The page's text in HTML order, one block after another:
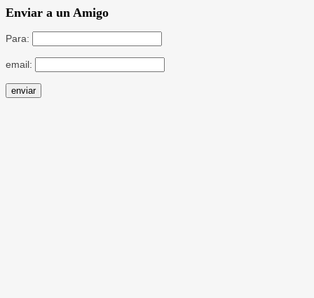
Enviar a un Amigo
Para:
email: